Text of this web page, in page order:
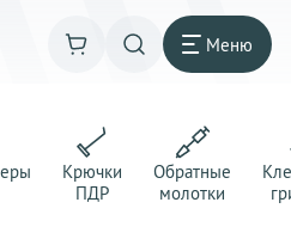
Меню
Крючки
ПДР
Обратные
молотки